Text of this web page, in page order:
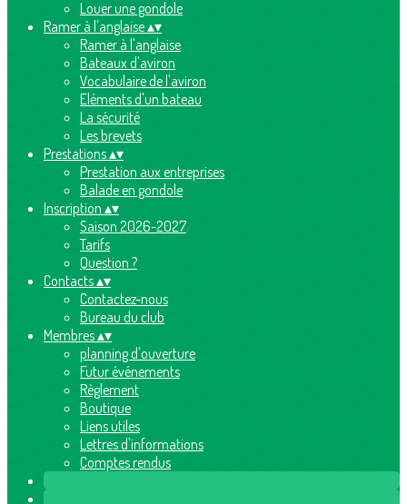
Louer une gondole
Ramer à l'anglaise▴▾
Ramer à l'anglaise
Bateaux d'aviron
Vocabulaire de l'aviron
Eléments d'un bateau
La sécurité
Les brevets
Prestations▴▾
Prestation aux entreprises
Balade en gondole
Inscription ▴▾
Saison 2026-2027
Tarifs
Question ?
Contacts▴▾
Contactez-nous
Bureau du club
Membres▴▾
planning d'ouverture
Futur événements
Règlement
Boutique
Liens utiles
Lettres d'informations
Comptes rendus